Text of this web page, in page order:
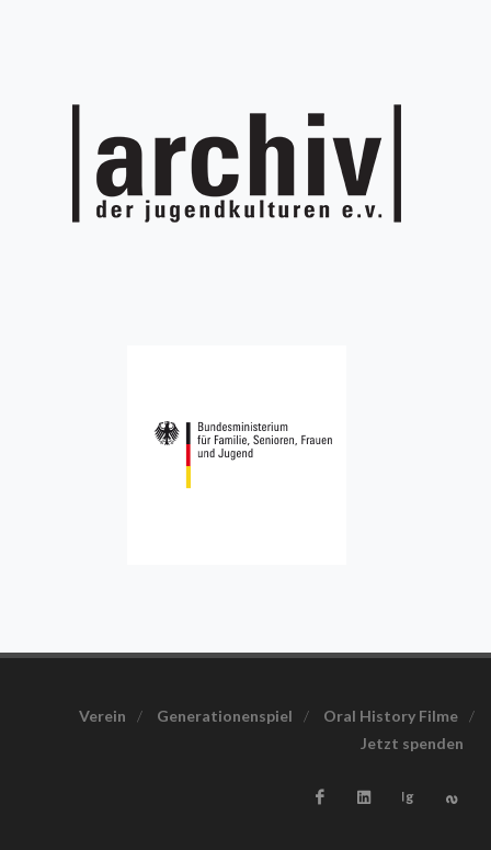
Verein / Generationenspiel / Oral History Filme
/
Jetzt spenden